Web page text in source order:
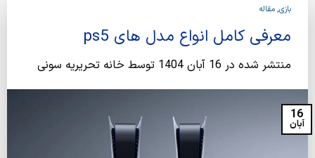
بازی,مقاله
معرفی کامل انواع مدل های ps5
منتشر شده در 16 آبان 1404 توسط خانه تحریریه سونی
16
آبان